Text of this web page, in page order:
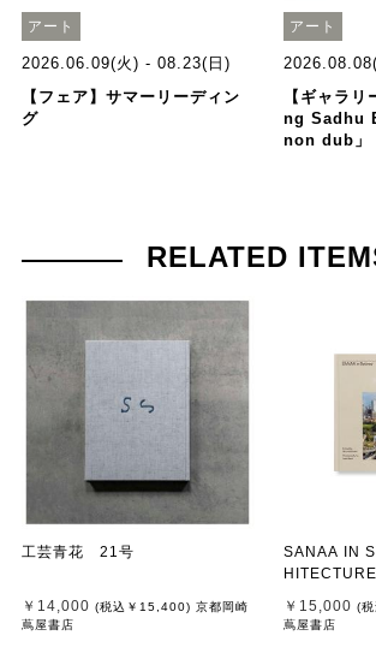
アート
2026.06.09(火) - 08.23(日)
【フェア】サマーリーディン
グ
アート
【ギャラ
ng Sadhu
non dub」
RELATED
工芸青花 21号
￥14,000 (税込 ￥15,400) 京都岡崎
蔦屋書店
SANAA IN
W SOUTH
￥15,000 (税
蔦屋書店